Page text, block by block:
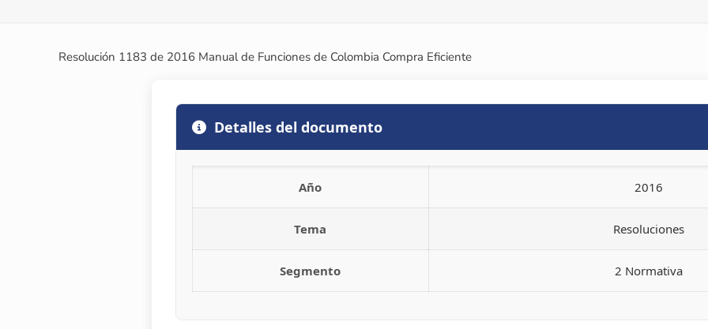
Resolución 1183 de 2016 Manual de Funciones de Colombia Compra Eficiente
Detalles del documento
Año 2016
Tema Resoluciones
Segmento 2 Normativa